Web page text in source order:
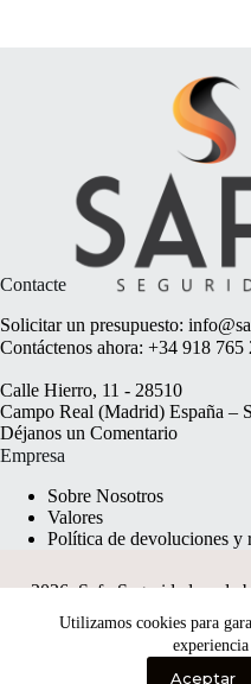
Utilizamos cookies para
Aceptar
Contacte
Solicitar un presupuesto:
Contáctenos ahora: +34 918 765
Calle Hierro, 11 - 28510
Campo Real (Madrid) España –
Déjanos un Comentario
Empresa
Sobre Nosotros
Valores
Política de devoluciones y
2026, Safy Seguridad made